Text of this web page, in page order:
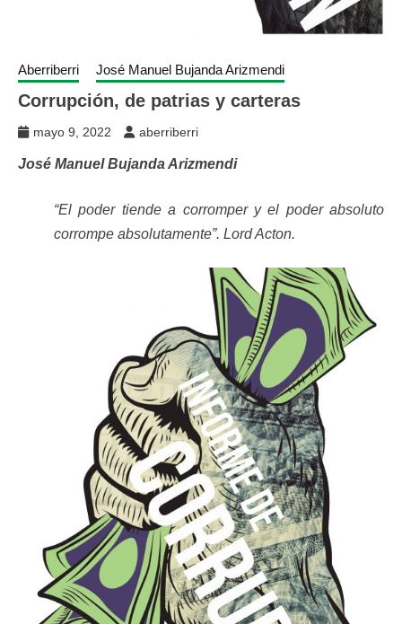
Aberriberri José Manuel Bujanda Arizmendi
Corrupción, de patrias y carteras
mayo 9, 2022 aberriberri
José Manuel Bujanda Arizmendi
“El poder tiende a corromper y el poder absoluto
corrompe absolutamente”. Lord Acton.